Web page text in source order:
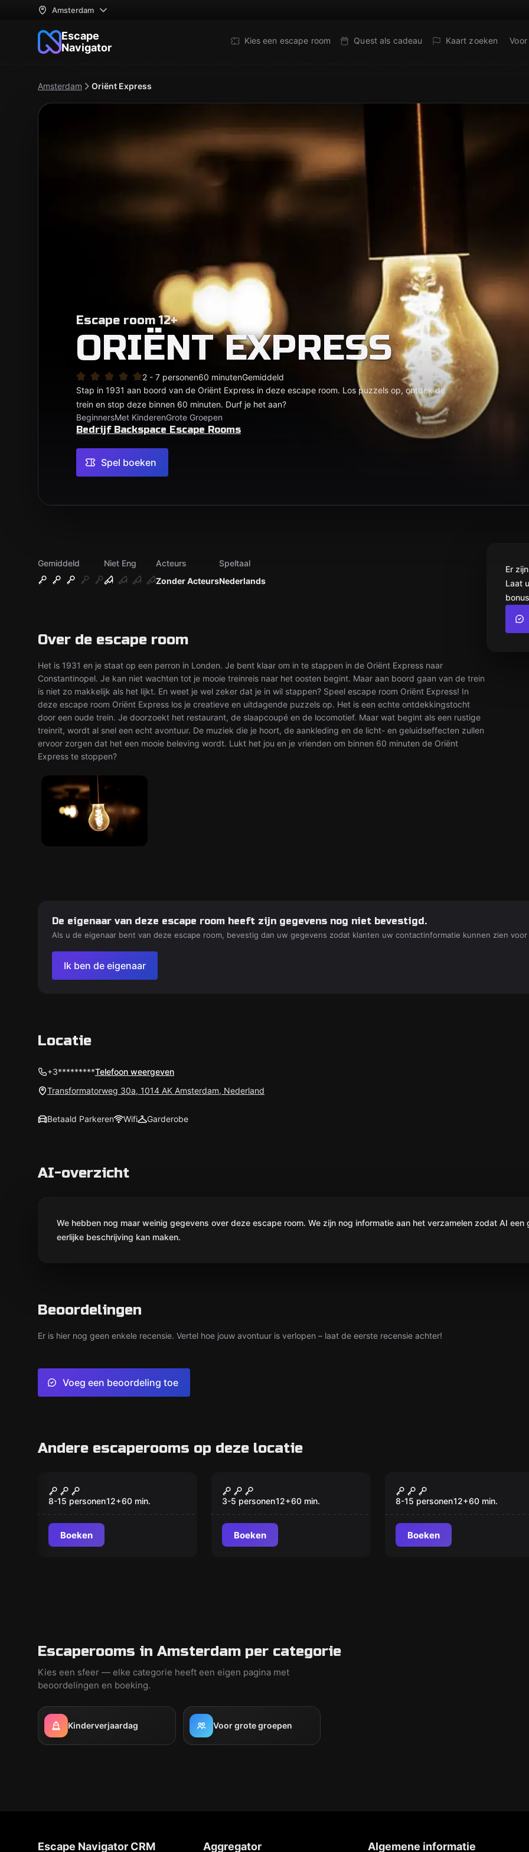
Amsterdam
Escape
Navigator
Kies een escape room Quest als cadeau Kaart zoeken
Amsterdam Oriënt Express
Escape room 12+
ORIËNT EXPRESS
2 - 7 personen60 minutenGemiddeld
Stap in 1931 aan boord van de Oriënt Express in deze escape room. Los puzzels op, ontdek de
trein en stop deze binnen 60 minuten. Durf je het aan?
BeginnersMet KinderenGrote Groepen
Bedrijf Backspace Escape Rooms
Spel boeken
Gemiddeld
Niet Eng
Zonder Acteurs
Acteurs
Nederlands
Speltaal
Over de escape room
Het is 1931 en je staat op een perron in Londen. Je bent klaar om in te stappen in de Oriënt Express naar
Constantinopel. Je kan niet wachten tot je mooie treinreis naar het oosten begint. Maar aan boord gaan van de trein
is niet zo makkelijk als het lijkt. En weet je wel zeker dat je in wil stappen? Speel escape room Oriënt Express! In
deze escape room Oriënt Express los je creatieve en uitdagende puzzels op. Het is een echte ontdekkingstocht
door een oude trein. Je doorzoekt het restaurant, de slaapcoupé en de locomotief. Maar wat begint als een rustige
treinrit, wordt al snel een echt avontuur. De muziek die je hoort, de aankleding en de licht- en geluidseffecten zullen
ervoor zorgen dat het een mooie beleving wordt. Lukt het jou en je vrienden om binnen 60 minuten de Oriënt
Express te stoppen?
Er
Laat
De eigenaar van deze escape room heeft zijn gegevens nog niet bevestigd.
Als u de eigenaar bent van deze escape room, bevestig dan uw gegevens zodat klanten uw contactinformatie kunnen zien
Ik ben de eigenaar
Locatie
+3*********Telefoon weergeven
Transformatorweg 30a, 1014 AK Amsterdam, Nederland
Betaald Parkeren Wifi Garderobe
AI-overzicht
We hebben nog maar weinig gegevens over deze escape room. We zijn nog informatie aan het verzamelen zodat AI een
eerlijke beschrijving kan maken.
Beoordelingen
Er is hier nog geen enkele recensie. Vertel hoe jouw avontuur is verlopen – laat de eerste recensie achter!
Voeg een beoordeling toe
Andere escaperooms op deze locatie
De Tijdmachine
8-15 personen12+60 min.
Boeken
Aurum - Order of Gold
3-5 personen12+60 min.
Boeken
Nieuw
Tijdmachine de
Oerknal
8-15 personen12+60 min.
Boeken
Escaperooms in Amsterdam per categorie
Kies een sfeer — elke categorie heeft een eigen pagina met
beoordelingen en boeking.
Kinderverjaardag Voor grote groepen
Escape Navigator CRM Aggregator Algemene informatie